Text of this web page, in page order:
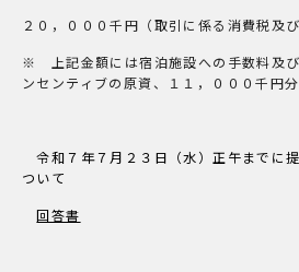
２０，０００千円（取引に係る消費税及
※ 上記金額には宿泊施設への手数料及び
ンセンティブの原資、１１，０００千円分
令和７年７月２３日（水）正午までに
ついて
回答書